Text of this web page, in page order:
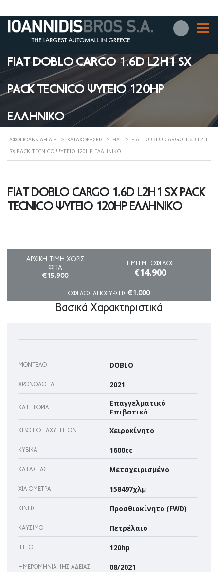
FIAT DOBLO CARGO 1.6D L2H1 SX
PACK TECNICO ΨΥΓΕΙΟ 120HP
ΕΛΛΗΝΙΚΟ
ΑΦΟΊ ΙΩΑΝΝΊΔΗ Α.Ε. > ΚΑΤΑΧΩΡΉΣΕΙΣ > FIAT > FIAT DOBLO CARGO 1.6D L2H1
SX PACK TECNICO ΨΥΓΕΙΟ 120HP ΕΛΛΗΝΙΚΟ
FIAT DOBLO CARGO 1.6D L2H1 SX PACK
TECNICO ΨΥΓΕΙΟ 120HP ΕΛΛΗΝΙΚΟ
ΤΙΜΗ ΧΩΡΙΣ ΦΠΑ
ΑΡΧΙΚΗ ΤΙΜΗ ΧΩΡΙΣ
ΦΠΑ
€15.900
ΤΙΜΗ ΜΕ ΟΦΕΛΟΣ
€14.900
ΟΦΕΛΟΣ ΑΠΟΣΥΡΣΗΣ€1.000
Βασικά Χαρακτηριστικά
ΜΟΝΤΈΛΟ DOBLO
ΧΡΟΝΟΛΟΓΊΑ 2021
ΚΑΤΗΓΟΡΊΑ
Επαγγελματικό
Επιβατικό
ΚΙΒΏΤΙΟ ΤΑΧΥΤΉΤΩΝ Χειροκίνητο
ΚΥΒΙΚΆ 1600cc
ΚΑΤΆΣΤΑΣΗ Μεταχειρισμένο
ΧΙΛΙΌΜΕΤΡΑ 158497χλμ
ΚΊΝΗΣΗ Προσθιοκίνητο (FWD)
ΚΑΎΣΙΜΟ Πετρέλαιο
ΊΠΠΟΙ 120hp
ΗΜΕΡΟΜΗΝΊΑ 1ΗΣ ΆΔΕΙΑΣ 08/2021